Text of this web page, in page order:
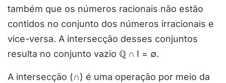
também que os números racionais não estão
contidos no conjunto dos números irracionais e
vice-versa. A intersecção desses conjuntos
resulta no conjunto vazio ℚ ∩ I = ∅.
A intersecção (∩) é uma operação por meio da